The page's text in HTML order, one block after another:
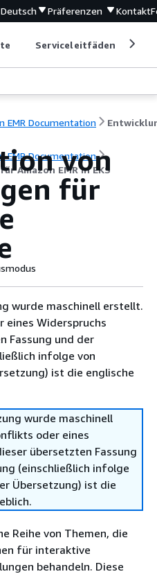
Deutsch Präferenzen Kontakt
Serviceleitfäden
EMR Documentation
EMR Documentation
Amazon EMR in EKS
von
für
wurde maschinell erstellt.
eines Widerspruchs
Fassung und der
infolge von
ist die englische
wurde maschinell
oder eines
übersetzten Fassung
(einschließlich infolge
Übersetzung) ist die
Reihe von Themen, die
für interaktive
behandeln. Diese